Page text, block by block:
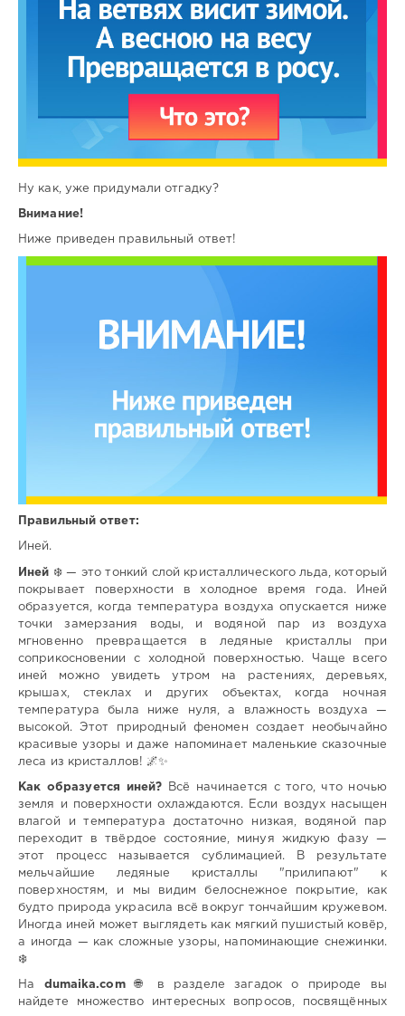
Ну как, уже придумали отгадку?
Внимание!
Ниже приведен правильный ответ!
Правильный ответ:
Иней.
Иней ❄️ — это тонкий слой кристаллического льда, который
покрывает поверхности в холодное время года. Иней
образуется, когда температура воздуха опускается ниже
точки замерзания воды, и водяной пар из воздуха
мгновенно превращается в ледяные кристаллы при
соприкосновении с холодной поверхностью. Чаще всего
иней можно увидеть утром на растениях, деревьях,
крышах, стеклах и других объектах, когда ночная
температура была ниже нуля, а влажность воздуха —
высокой. Этот природный феномен создает необычайно
красивые узоры и даже напоминает маленькие сказочные
леса из кристаллов! 🌌✨
Как образуется иней? Всё начинается с того, что ночью
земля и поверхности охлаждаются. Если воздух насыщен
влагой и температура достаточно низкая, водяной пар
переходит в твёрдое состояние, минуя жидкую фазу —
этот процесс называется сублимацией. В результате
мельчайшие ледяные кристаллы "прилипают" к
поверхностям, и мы видим белоснежное покрытие, как
будто природа украсила всё вокруг тончайшим кружевом.
Иногда иней может выглядеть как мягкий пушистый ковёр,
а иногда — как сложные узоры, напоминающие снежинки.
❄️
На dumaika.com🌐 в разделе загадок о природе вы
найдете множество интересных вопросов, посвящённых